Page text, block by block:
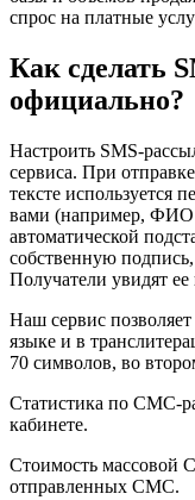
спрос на платные
Как сделать
официально?
Настроить SMS-
сервиса. При
тексте используется
вами (например, ФИО
автоматической
собственную
Получатели увидят ее
Наш сервис
языке и в
70 символов, во
Статистика по СМС-
кабинете.
Стоимость массовой
отправленных СМС.